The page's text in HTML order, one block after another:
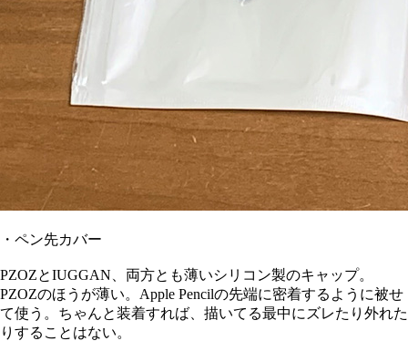
・ペン先カバー
PZOZとIUGGAN、両方とも薄いシリコン製のキャップ。
PZOZのほうが薄い。Apple Pencilの先端に密着するように被せ
て使う。ちゃんと装着すれば、描いてる最中にズレたり外れた
りすることはない。